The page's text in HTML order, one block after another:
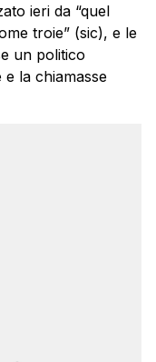
ieri da “quel
troie” (sic), e le
un politico
la chiamasse